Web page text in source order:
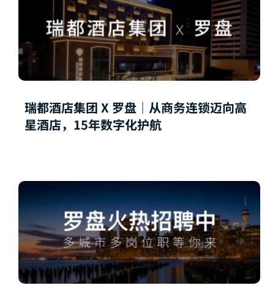
瑞都酒店集团 X 罗盘｜从商务连锁迈向高
星酒店，15年数字化护航